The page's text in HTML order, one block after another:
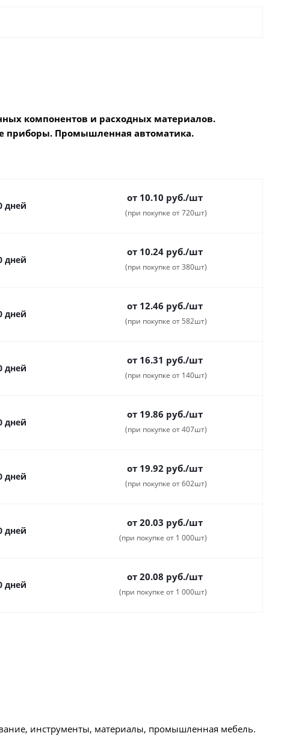
компонентов и расходных материалов.
приборы. Промышленная автоматика.
дней
от 10.10 руб./шт
(при покупке от 720шт)
дней
от 10.24 руб./шт
(при покупке от 380шт)
дней
от 12.46 руб./шт
(при покупке от 582шт)
дней
от 16.31 руб./шт
(при покупке от 140шт)
дней
от 19.86 руб./шт
(при покупке от 407шт)
дней
от 19.92 руб./шт
(при покупке от 602шт)
дней
от 20.03 руб./шт
(при покупке от 1 000шт)
дней
от 20.08 руб./шт
(при покупке от 1 000шт)
инструменты, материалы, промышленная мебель.